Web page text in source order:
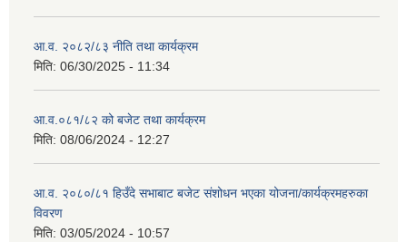
आ.व. २०८२/८३ नीति तथा कार्यक्रम
मिति: 06/30/2025 - 11:34
आ.व.०८१/८२ को बजेट तथा कार्यक्रम
मिति: 08/06/2024 - 12:27
आ.व. २०८०/८१ हिउँदे सभाबाट बजेट संशोधन भएका योजना/कार्यक्रमहरुका
विवरण
मिति: 03/05/2024 - 10:57